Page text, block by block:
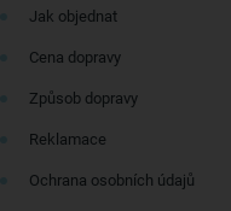
Jak objednat
Cena dopravy
Způsob dopravy
Reklamace
Ochrana osobních údajů